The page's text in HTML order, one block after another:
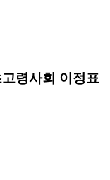
령사회 이정표